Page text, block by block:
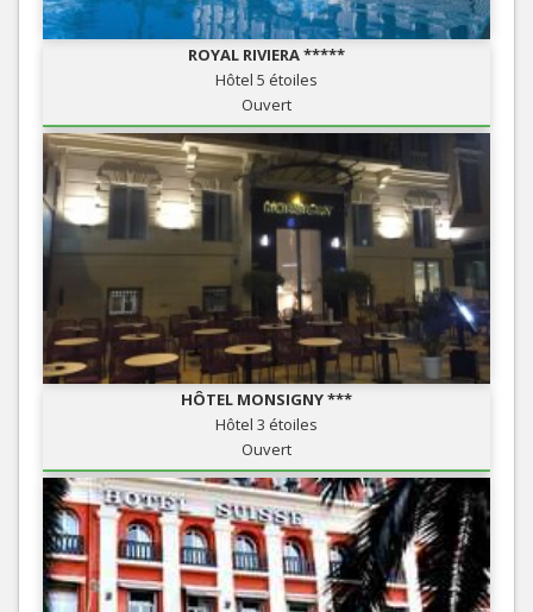
ROYAL RIVIERA *****
Hôtel 5 étoiles
Ouvert
HÔTEL MONSIGNY ***
Hôtel 3 étoiles
Ouvert